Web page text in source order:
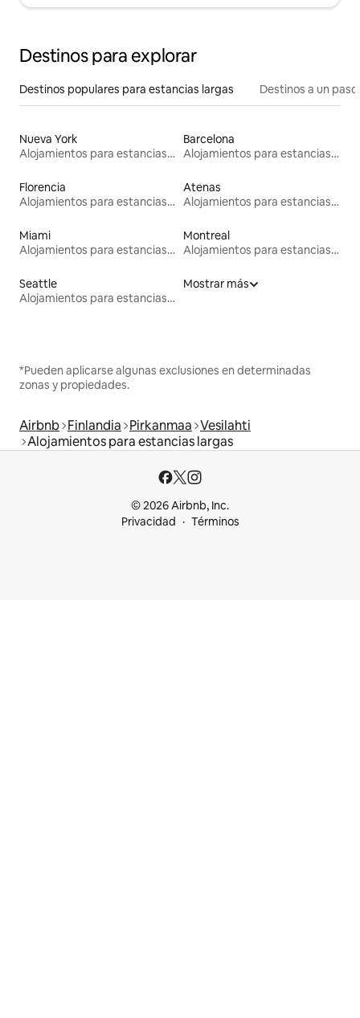
Destinos para explorar
Destinos populares para estancias largas Destinos a un
Nueva York
Alojamientos para estancias largas
Barcelona
Alojamientos para estancias largas
Florencia
Alojamientos para estancias largas
Atenas
Alojamientos para estancias largas
Miami
Alojamientos para estancias largas
Montreal
Alojamientos para estancias largas
Seattle
Alojamientos para estancias largas
Mostrar más
*Pueden aplicarse algunas exclusiones en determinadas
zonas y propiedades.
Airbnb Finlandia Pirkanmaa Vesilahti
Alojamientos para estancias largas
© 2026 Airbnb, Inc.
Privacidad
Términos